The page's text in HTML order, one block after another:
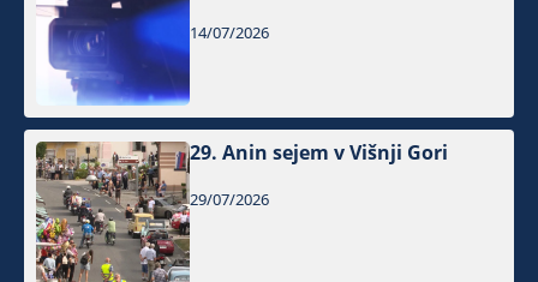
14/07/2026
29. Anin sejem v Višnji Gori
29/07/2026